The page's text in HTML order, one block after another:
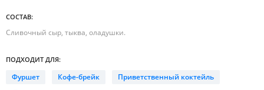
СОСТАВ:
Сливочный сыр, тыква, оладушки.
ПОДХОДИТ ДЛЯ:
Фуршет Кофе-брейк Приветственный коктейль